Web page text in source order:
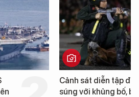
đấu
bảo vệ
Hình ảnh đầu
tàu sân bay